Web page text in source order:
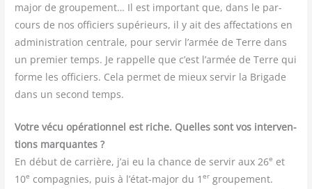
major de grou­pe­ment… Il est impor­tant que, dans le par­
cours de nos offi­ciers supé­rieurs, il y ait des affec­ta­tions en
admi­nis­tra­tion cen­trale, pour ser­vir l’armée de Terre dans
un pre­mier temps. Je rap­pelle que c’est l’armée de Terre qui
forme les offi­ciers. Cela per­met de mieux ser­vir la Bri­gade
dans un second temps.
Votre vécu opé­ra­tion­nel est riche. Quelles sont vos inter­ven­
tions mar­quantes ?
En début de car­rière, j’ai eu la chance de ser­vir aux 26e et
10e com­pa­gnies, puis à l’état-major du 1er grou­pe­ment.